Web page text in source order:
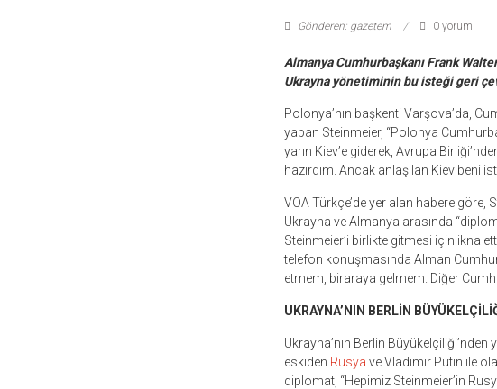
Gönderen: gazetem 0 yorum
Almanya Cumhurbaşkanı Frank
Ukrayna yönetiminin bu isteği geri
Polonya’nın başkenti Varşova’da,
yapan Steinmeier, “Polonya
yarın Kiev’e giderek, Avrupa
hazırdım. Ancak anlaşılan Kiev beni
VOA Türkçe’de yer alan habere göre,
Ukrayna ve Almanya arasında
Steinmeier’i birlikte gitmesi için ikna
telefon konuşmasında Alman
etmem, biraraya gelmem. Diğer
UKRAYNA’NIN BERLİN
Ukrayna’nın Berlin Büyükelçiliği’nden
eskiden Rusya ve Vladimir Putin ile
diplomat, “Hepimiz Steinmeier’in